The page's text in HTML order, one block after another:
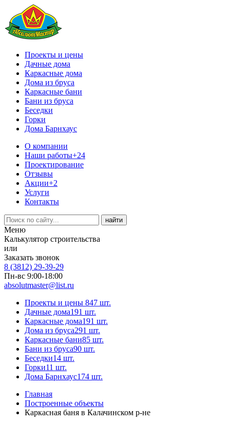
Проекты и цены
Дачные дома
Каркасные дома
Дома из бруса
Каркасные бани
Бани из бруса
Беседки
Горки
Дома Барнхаус
О компании
Наши работы+24
Проектирование
Отзывы
Акции+2
Услуги
Контакты
Меню
Калькулятор строительства
или
Заказать звонок
8 (3812) 29-39-29
Пн-вс 9:00-18:00
absolutmaster@list.ru
Проекты и цены 847 шт.
Дачные дома191 шт.
Каркасные дома191 шт.
Дома из бруса291 шт.
Каркасные бани85 шт.
Бани из бруса90 шт.
Беседки14 шт.
Горки11 шт.
Дома Барнхаус174 шт.
Главная
Построенные объекты
Каркасная баня в Калачинском р-не